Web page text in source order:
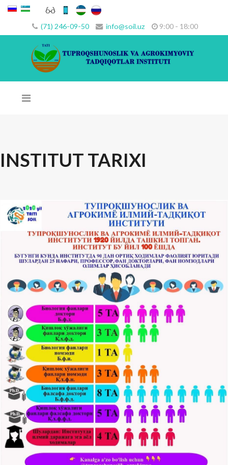
(71) 246-09-50 info@soil.uz 9:00 - 18:00
INSTITUT TARIXI